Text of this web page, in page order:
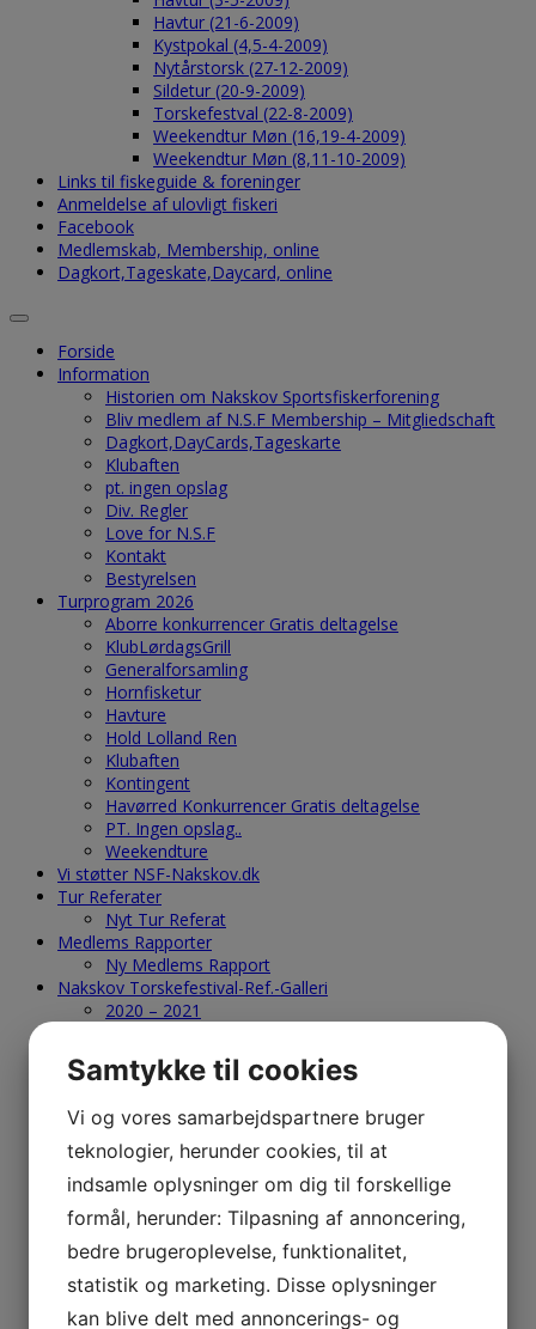
Havtur (21-6-2009)
Kystpokal (4,5-4-2009)
Nytårstorsk (27-12-2009)
Sildetur (20-9-2009)
Torskefestval (22-8-2009)
Weekendtur Møn (16,19-4-2009)
Weekendtur Møn (8,11-10-2009)
Links til fiskeguide & foreninger
Anmeldelse af ulovligt fiskeri
Facebook
Medlemskab, Membership, online
Dagkort,Tageskate,Daycard, online
Forside
Information
Historien om Nakskov Sportsfiskerforening
Bliv medlem af N.S.F Membership – Mitgliedschaft
Dagkort,DayCards,Tageskarte
Klubaften
pt. ingen opslag
Div. Regler
Love for N.S.F
Kontakt
Bestyrelsen
Turprogram 2026
Aborre konkurrencer Gratis deltagelse
KlubLørdagsGrill
Generalforsamling
Hornfisketur
Havture
Hold Lolland Ren
Klubaften
Kontingent
Havørred Konkurrencer Gratis deltagelse
PT. Ingen opslag..
Weekendture
Vi støtter NSF-Nakskov.dk
Tur Referater
Nyt Tur Referat
Medlems Rapporter
Ny Medlems Rapport
Nakskov Torskefestival-Ref.-Galleri
2020 – 2021
2018
2017
2015
2014
2013
2012
2011
2009
2008
2007
Samtykke til cookies
Vi og vores samarbejdspartnere bruger
teknologier, herunder cookies, til at
indsamle oplysninger om dig til forskellige
formål, herunder: Tilpasning af annoncering,
bedre brugeroplevelse, funktionalitet,
statistik og marketing. Disse oplysninger
kan blive delt med annoncerings- og